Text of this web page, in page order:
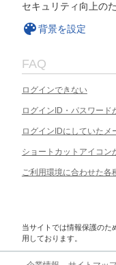
セキュリティ向上の
背景を設定
FAQ
ログインできない
ログインID・パスワード
ログインIDにしていた
ショートカットアイコン
ご利用環境に合わせた各
当サイトでは情報保護のた
用しております。